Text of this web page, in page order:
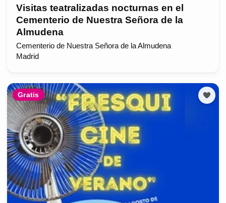
Visitas teatralizadas nocturnas en el
Cementerio de Nuestra Señora de la
Almudena
Cementerio de Nuestra Señora de la Almudena
Madrid
Gratis